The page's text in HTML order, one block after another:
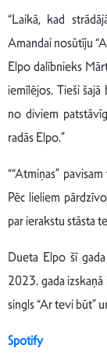
“Laikā, kad
Amandai nosūtīju
Elpo dalībnieks
iemīlējos. Tieši
no diviem
radās Elpo.”
““Atmiņas”
Pēc lieliem
par ierakstu stāsta
Dueta Elpo šī
2023. gada
singls “Ar tevi būt”
Spotify